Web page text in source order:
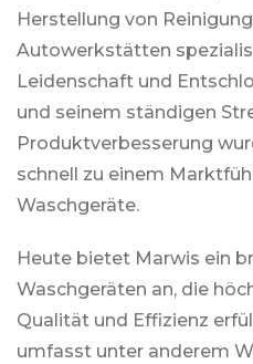
Herstellung von
Autowerkstätten
Leidenschaft und
und seinem ständigen
Produktverbesserung
schnell zu einem
Waschgeräte.
Heute bietet Marwis ein
Waschgeräten an, die
Qualität und Effizienz
umfasst unter anderem